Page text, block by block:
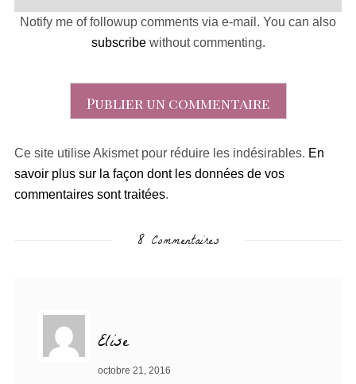
Notify me of followup comments via e-mail. You can also
subscribewithout commenting.
Ce site utilise Akismet pour réduire les indésirables. En
savoir plus sur la façon dont les données de vos
commentaires sont traitées.
8 Commentaires
Elise
octobre 21, 2016